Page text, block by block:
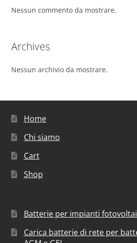
Nessun commento da mostrare.
Archives
Nessun archivio da mostrare.
Home
Chi siamo
Cart
Shop
Batterie per impianti
Carica batterie di rete per